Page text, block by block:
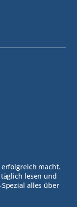
macht.
lesen und
alles über